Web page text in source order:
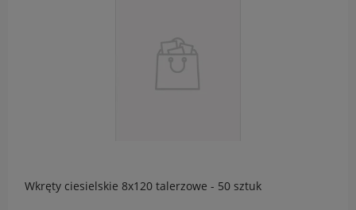
Wkręty ciesielskie 8x120 talerzowe - 50 sztuk